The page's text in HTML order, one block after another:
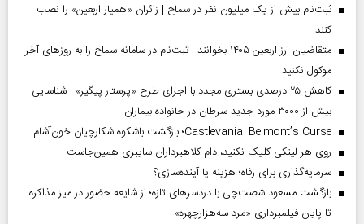
ثبت‌نام بیش از یک میلیون نفر در سماح | زائران «همیار اربعین» را نصب
کنند
متقاضیان ارز اربعین ۱۴۰۵ بخوانند | ثبت‌نام در سامانه سماح را به روز‌های آخر
موکول نکنید
کاهش ۲۵ درصدی بستری مجدد با اجرای طرح «پرستار پیگیر» | شناسایی
بیش از ۳۰۰۰ مورد جدید سرطان در خانواده بیماران
Castlevania: Belmont’s Curse؛ بازگشت باشکوه شکارچیان خون‌آشام
روی هر لینکی کلیک نکنید، دام کلاهبرداران سایبری همین‌جاست
سرمایه‌گذاری برای رفاه؛ هزینه یا آینده‌سازی؟
بازگشت مسعود شصت‌چی با دردسر‌های تازه؛ از شایعه حضور در میز مذاکره
تا پایان فیلمبرداری «مرد سه‌هزارچهره»